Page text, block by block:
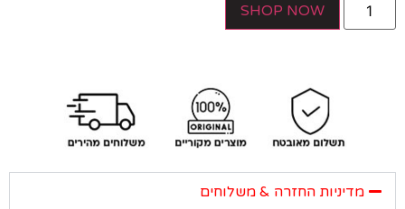
SHOP NOW
מדיניות החזרה & משלוחים